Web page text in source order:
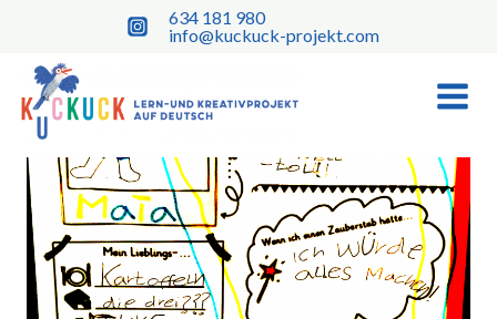
content
634 181 980
info@kuckuck-projekt.com